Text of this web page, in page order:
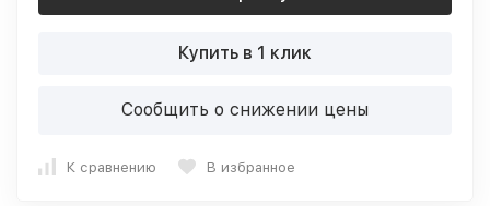
Купить в 1 клик
Сообщить о снижении цены
К сравнению В избранное